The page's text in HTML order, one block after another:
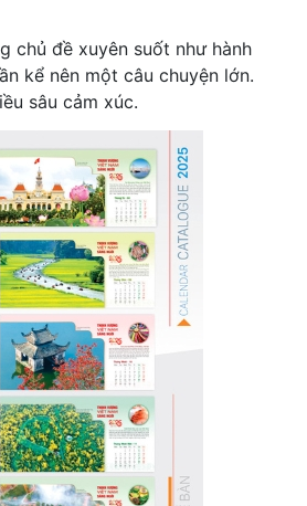
chủ đề xuyên suốt như hành
kể nên một câu chuyện lớn.
sâu cảm xúc.